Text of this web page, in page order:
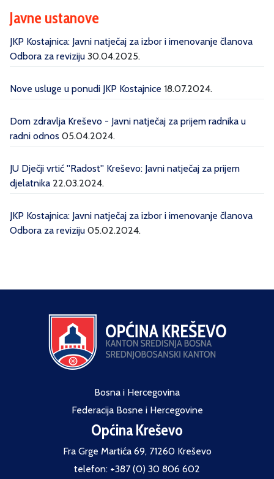
Javne ustanove
JKP Kostajnica: Javni natječaj za izbor i imenovanje članova
Odbora za reviziju 30.04.2025.
Nove usluge u ponudi JKP Kostajnice 18.07.2024.
Dom zdravlja Kreševo - Javni natječaj za prijem radnika u
radni odnos 05.04.2024.
JU Dječji vrtić ''Radost'' Kreševo: Javni natječaj za prijem
djelatnika 22.03.2024.
JKP Kostajnica: Javni natječaj za izbor i imenovanje članova
Odbora za reviziju 05.02.2024.
Bosna i Hercegovina
Federacija Bosne i Hercegovine
Općina Kreševo
Fra Grge Martića 69, 71260 Kreševo
telefon: +387 (0) 30 806 602